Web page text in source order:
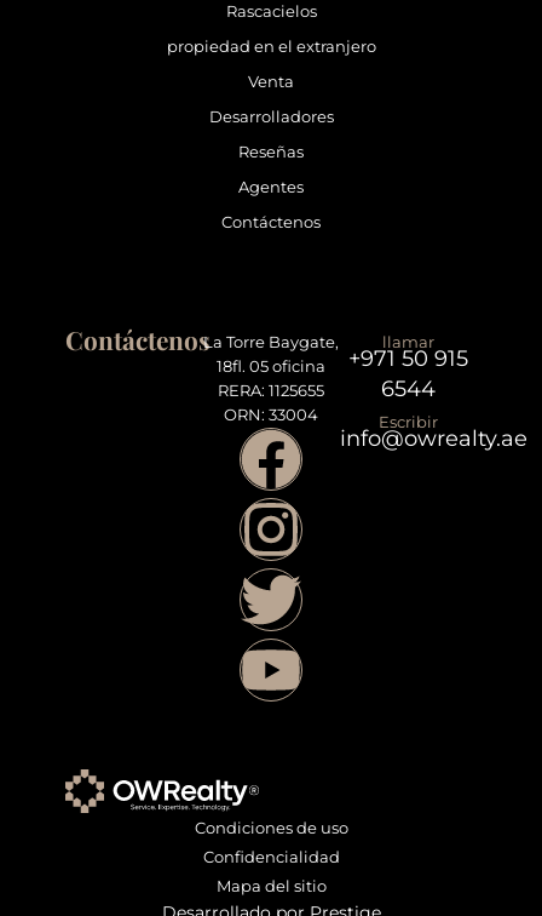
Rascacielos
propiedad en el extranjero
Venta
Desarrolladores
Reseñas
Agentes
Contáctenos
ContáctenosLa Torre Baygate,
18fl. 05 oficina
RERA: 1125655
ORN: 33004
llamar
+971 50 915
6544
Escribir
info@owrealty.ae
Condiciones de uso
Confidencialidad
Mapa del sitio